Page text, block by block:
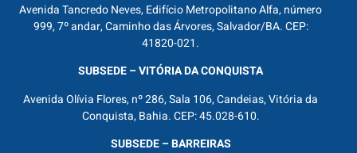
Avenida Tancredo Neves, Edifício Metropolitano Alfa, número
999, 7º andar, Caminho das Árvores, Salvador/BA. CEP:
41820-021.
SUBSEDE – VITÓRIA DA CONQUISTA
Avenida Olívia Flores, nº 286, Sala 106, Candeias, Vitória da
Conquista, Bahia. CEP: 45.028-610.
SUBSEDE – BARREIRAS